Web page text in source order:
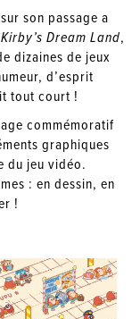
son passage a
Kirby’s Dream Land,
dizaines de jeux
d’esprit
tout court !
commémoratif
graphiques
du jeu vidéo.
: en dessin, en
!